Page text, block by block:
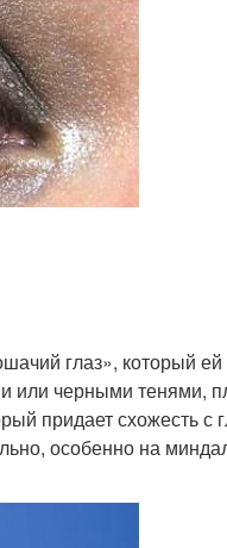
глаз», который ей
или черными тенями,
придает схожесть с
особенно на